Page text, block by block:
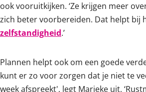
ook vooruitkijken. ‘Ze krijgen meer
zich beter voorbereiden. Dat helpt bij
zelfstandigheid.’
Plannen helpt ook om een goede
kunt er zo voor zorgen dat je niet te
week afspreekt', legt Marieke uit.